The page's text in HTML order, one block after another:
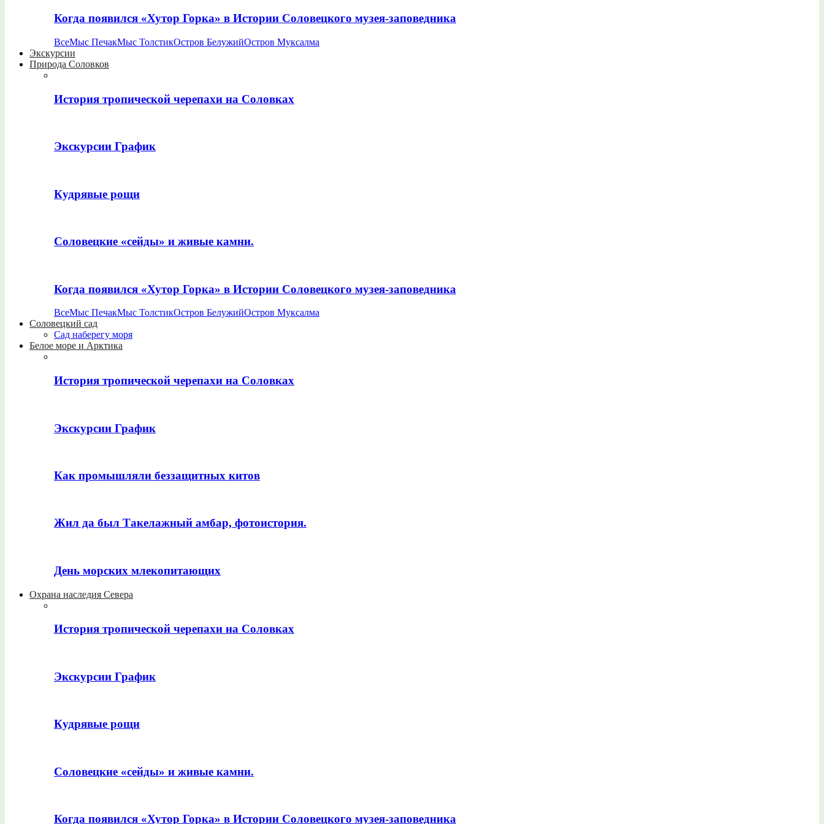
Когда появился «Хутор Горка» в Истории Соловецкого музея-заповедника
ВсеМыс ПечакМыс ТолстикОстров БелужийОстров Муксалма
Экскурсии
Природа Соловков
История тропической черепахи на Соловках
Экскурсии График
Кудрявые рощи
Соловецкие «сейды» и живые камни.
Когда появился «Хутор Горка» в Истории Соловецкого музея-заповедника
ВсеМыс ПечакМыс ТолстикОстров БелужийОстров Муксалма
Соловецкий сад
Сад наберегу моря
Белое море и Арктика
История тропической черепахи на Соловках
Экскурсии График
Как промышляли беззащитных китов
Жил да был Такелажный амбар, фотоистория.
День морских млекопитающих
Охрана наследия Севера
История тропической черепахи на Соловках
Экскурсии График
Кудрявые рощи
Соловецкие «сейды» и живые камни.
Когда появился «Хутор Горка» в Истории Соловецкого музея-заповедника